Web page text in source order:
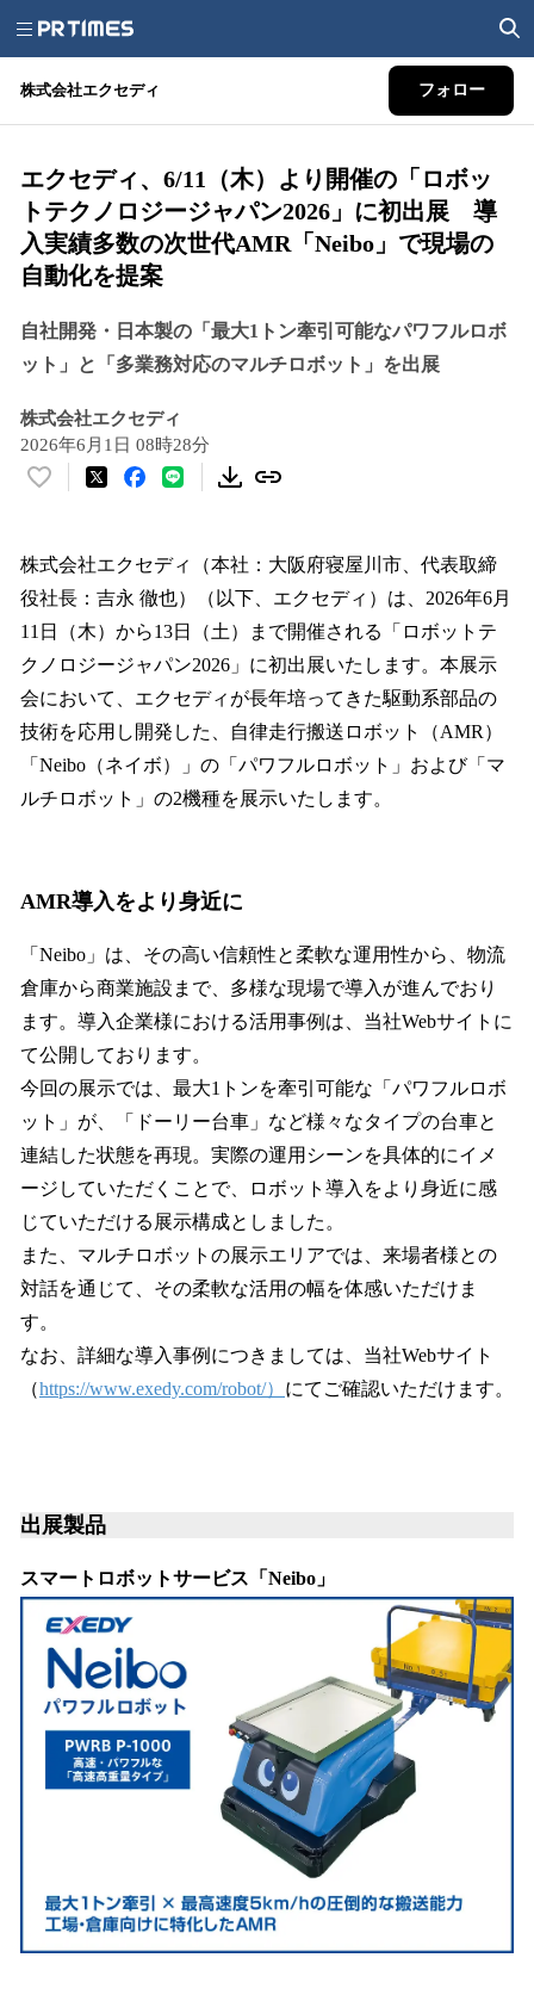
株式会社エクセディ フォロー
エクセディ、6/11（木）より開催の「ロボッ
トテクノロジージャパン2026」に初出展 導
入実績多数の次世代AMR「Neibo」で現場の
自動化を提案
自社開発・日本製の「最大1トン牽引可能なパワフルロボ
ット」と「多業務対応のマルチロボット」を出展
株式会社エクセディ
2026年6月1日 08時28分
い
！
数
を
読
み
込
み
中
で
す
株式会社エクセディ（本社：大阪府寝屋川市、代表取締
役社長：吉永 徹也）（以下、エクセディ）は、2026年6月
11日（木）から13日（土）まで開催される「ロボットテ
クノロジージャパン2026」に初出展いたします。本展示
会において、エクセディが長年培ってきた駆動系部品の
技術を応用し開発した、自律走行搬送ロボット（AMR）
「Neibo（ネイボ）」の「パワフルロボット」および「マ
ルチロボット」の2機種を展示いたします。
AMR導入をより身近に
「Neibo」は、その高い信頼性と柔軟な運用性から、物流
倉庫から商業施設まで、多様な現場で導入が進んでおり
ます。導入企業様における活用事例は、当社Webサイトに
て公開しております。
今回の展示では、最大1トンを牽引可能な「パワフルロボ
ット」が、「ドーリー台車」など様々なタイプの台車と
連結した状態を再現。実際の運用シーンを具体的にイメ
ージしていただくことで、ロボット導入をより身近に感
じていただける展示構成としました。
また、マルチロボットの展示エリアでは、来場者様との
対話を通じて、その柔軟な活用の幅を体感いただけま
す。
なお、詳細な導入事例につきましては、当社Webサイト
（https://www.exedy.com/robot/） にてご確認いただけます。
出展製品
スマートロボットサービス「Neibo」